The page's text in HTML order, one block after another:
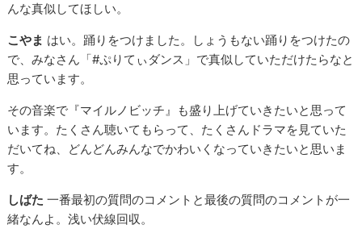
んな真似してほしい。
こやま はい。踊りをつけました。しょうもない踊りをつけたの
で、みなさん「#ぷりてぃダンス」で真似していただけたらなと
思っています。
その音楽で『マイルノビッチ』も盛り上げていきたいと思って
います。たくさん聴いてもらって、たくさんドラマを見ていた
だいてね、どんどんみんなでかわいくなっていきたいと思いま
す。
しばた 一番最初の質問のコメントと最後の質問のコメントが一
緒なんよ。浅い伏線回収。